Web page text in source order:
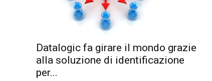
Datalogic fa girare il mondo grazie
alla soluzione di identificazione
per...